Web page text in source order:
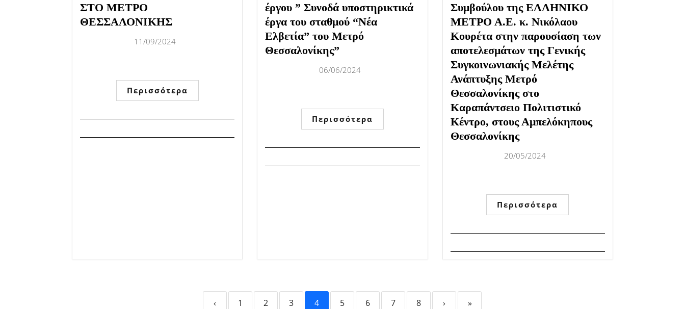
ΣΤΟ ΜΕΤΡΟ
ΘΕΣΣΑΛΟΝΙΚΗΣ
11/09/2024
Περισσότερα
έργου ” Συνοδά υποστηρικτικά
έργα του σταθμού “Νέα
Ελβετία” του Μετρό
Θεσσαλονίκης”
06/06/2024
Περισσότερα
Συμβούλου της ΕΛΛΗΝΙΚΟ
ΜΕΤΡΟ Α.Ε. κ. Νικόλαου
Κουρέτα στην παρουσίαση των
αποτελεσμάτων της Γενικής
Συγκοινωνιακής Μελέτης
Ανάπτυξης Μετρό
Θεσσαλονίκης στο
Καραπάντσειο Πολιτιστικό
Κέντρο, στους Αμπελόκηπους
Θεσσαλονίκης
20/05/2024
Περισσότερα
‹ 1 2 3 4 5 6 7 8 › »